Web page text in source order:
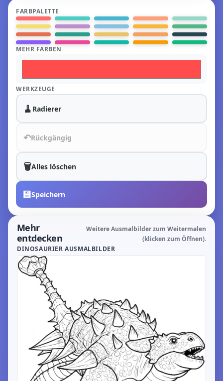
FARBPALETTE
MEHR FARBEN
WERKZEUGE
🧹 Radierer
↶Rückgängig
🗑️Alles löschen
💾Speichern
Mehr
entdecken
Weitere Ausmalbilder zum Weitermalen
(klicken zum Öffnen).
DINOSAURIER AUSMALBILDER